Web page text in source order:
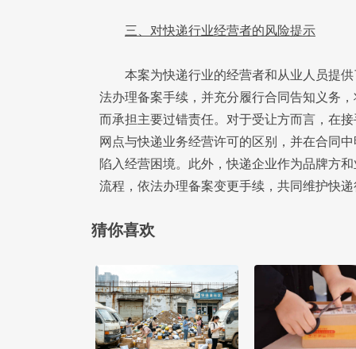
三、对快递行业经营者的风险提示
本案为快递行业的经营者和从业人员提
法办理备案手续，并充分履行合同告知义务
而承担主要过错责任。对于受让方而言，在
网点与快递业务经营许可的区别，并在合同
陷入经营困境。此外，快递企业作为品牌方
流程，依法办理备案变更手续，共同维护快
猜你喜欢